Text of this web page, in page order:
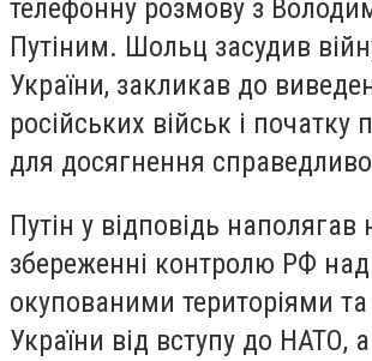
телефонну розмову з
Путіним. Шольц засудив
України, закликав до
російських військ і початку
для досягнення
Путін у відповідь наполягав
збереженні контролю РФ над
окупованими територіями та
України від вступу до НАТО,